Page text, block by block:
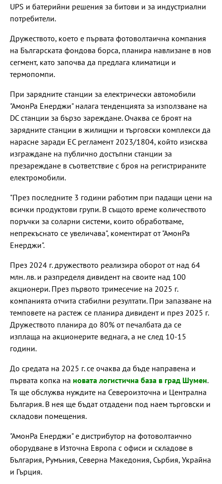
UPS и батерийни решения за битови и за индустриални
потребители.
Дружеството, което е първата фотоволтаична компания
на Българската фондова борса, планира навлизане в нов
сегмент, като започва да предлага климатици и
термопомпи.
При зарядните станции за електрически автомобили
"АмонРа Енерджи" налага тенденцията за използване на
DC станции за бързо зареждане. Очаква се броят на
зарядните станции в жилищни и търговски комплекси да
нарасне заради ЕС регламент 2023/1804, който изисква
изграждане на публично достъпни станции за
презареждане в съответствие с броя на регистрираните
електромобили.
"През последните 3 години работим при падащи цени на
всички продуктови групи. В същото време количеството
поръчки за соларни системи, които обработваме,
непрекъснато се увеличава", коментират от "АмонРа
Енерджи".
През 2024 г. дружеството реализира оборот от над 64
млн. лв. и разпределя дивидент на своите над 100
акционери. През първото тримесечие на 2025 г.
компанията отчита стабилни резултати. При запазване на
темповете на растеж се планира дивидент и през 2025 г.
Дружеството планира до 80% от печалбата да се
изплаща на акционерите веднага, а не след 10-15
години.
До средата на 2025 г. се очаква да бъде направена и
първата копка на новата логистична база в град Шумен.
Тя ще обслужва нуждите на Североизточна и Централна
България. В нея ще бъдат отдадени под наем търговски и
складови помещения.
"АмонРа Енерджи" е дистрибутор на фотоволтаично
оборудване в Източна Европа с офиси и складове в
България, Румъния, Северна Македония, Сърбия, Украйна
и Гърция.